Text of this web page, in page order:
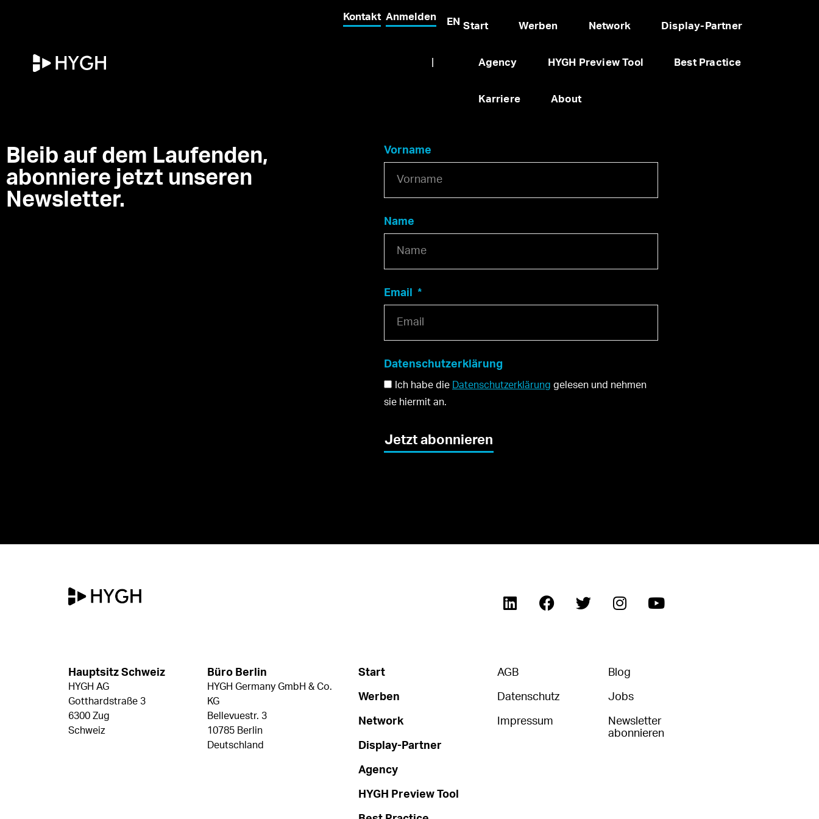
Kontakt Anmelden EN Start Werben Network Display-Partner
Agency HYGH Preview Tool Best Practice
Karriere About
Bleib auf dem Laufenden,
abonniere jetzt unseren
Newsletter.
Vorname
Name
Email
Datenschutzerklärung
Ich habe die Datenschutzerklärung gelesen und nehmen
sie hiermit an.
Jetzt abonnieren
Hauptsitz Schweiz
HYGH AG
Gotthardstraße 3
6300 Zug
Schweiz
Büro Berlin
HYGH Germany GmbH & Co.
KG
Bellevuestr. 3
10785 Berlin
Deutschland
Start
Werben
Network
Display-Partner
Agency
HYGH Preview Tool
AGB
Datenschutz
Impressum
Blog
Jobs
Newsletter
abonnieren